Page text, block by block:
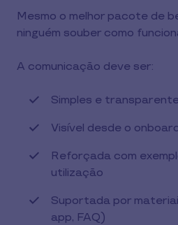
Mesmo o melhor pacote de
ninguém souber como
A comunicação deve ser:
Simples e transparente
Visível desde o
Reforçada com
utilização
Suportada por
app, FAQ)